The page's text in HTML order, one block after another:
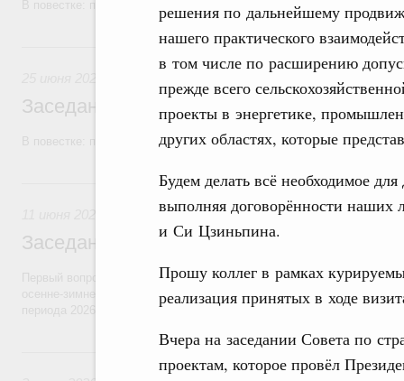
решения по дальнейшему
нашего практического
в том числе по расширению
прежде всего
проекты в энергетике,
других областях, которые
Будем делать всё необходимое
выполняя договорённости
и Си Цзиньпина.
Прошу коллег в рамках
реализация принятых в ходе
Вчера на заседании Совета по
проектам, которое провёл
25 июня, четверг
Заседание Правительства (2026 год,
В повестке: проекты федеральных законов, бюджетные
11 июня, четверг
Заседание Правительства (2026 год,
Первый вопрос повестки – об итогах прохождения предприятиями
осенне-зимнего периода 2025–2026 годов и задачах по подготовке
периода 2026–2027 годов.
3 июня, среда